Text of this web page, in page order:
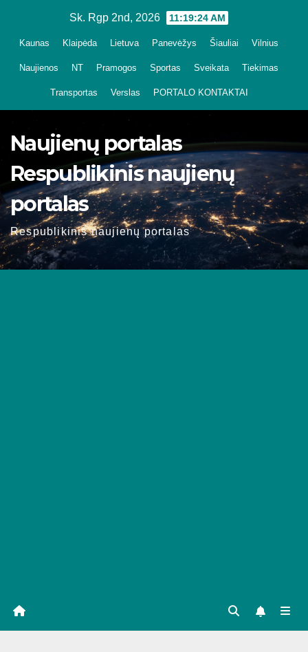
Sk. Rgp 2nd, 2026 11:19:25 AM
Kaunas Klaipėda Lietuva Panevėžys Šiauliai Vilnius
Naujienos NT Pramogos Sportas Sveikata Tiekimas
Transportas Verslas PORTALO KONTAKTAI
Naujienų portalas
Respublikinis naujienų
portalas
Respublikinis naujienų portalas